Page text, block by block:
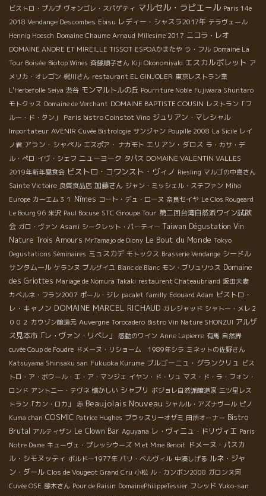
ビストロ・プルプ ヴォンゴレ・スパゲティ マルセル・ラピエ－ル Paris 14e
2018 Vendange Descombes Ebisu レディー・シャスラ2017年 テラヴェール
Hennig Hoesch Domaine Chaume Arnaud Millesime 2017 ニコラ・レオ
DOMAINE ANDRE ET MIREILLE TISSOT ESPOAかまたや ラ・フル Domaine La
Tour Boisée Biotop Wines 斉藤順子さん Kiji Okonomiyaki エスカルポレット ア
メリカ・オレゴン 梶川さん restaurant EL GINJOLER 東京レストラン業
L'Herbefolle Seiya 渋谷 モンマルトルの丘 Pourriture Noble Fujiwara Shuntaro
モトクッス Domaine de Verchant DOMAINE BAPTISTE COUSIN レストラン「フ
ルー・ド・タン」
Paris bistro Coinstot Vino ジュリアン・マレシャル
Importateur AVENIR Cuvée Bistrologie サンジャン Poupille 2008 La Sicile レイ
ノ君 アラン・シャペル エスポア・ ナカモト エリアン・ダロス ラ・カサ・デ
ル・ぺロ イヴ・シェフ ニューヨーク タパス DOMAINE VALENTIN VALLES
2019年新年昼食会 ビストロ・コワンスト・ヴィノ Riesling マルゴの中島さん
Sainte Victoire 良質食品店 加藤さん ジャン・ミッシェル・ステファン Miho
Europe カーエム３１ Nîmes コート・デュ・ローヌ 奈良セイヤ Le Clos Rougeard
Le Bourg 96 米沢 Paul Bocuse STC Groupe Tour 第二回台湾自然派ワイン試飲
会 ガロ・ヴァン Asami シークレット・パーティー Taiwan Dégustation Vin
Nature Trois Amours Mr.Tamajo de Diony Le Bout du Monde Tokyo
Degustations Séminaires ミュスカデ モトックス Brasserie Vendange シードル
サンタムール ケランヌ ブルグイユ Blanc de Blanc モン・ブリュリウス Domaine
des Griottes Mariage de Nomura Takaki restaurent Chateaubriand 坂田夫妻
カベルネ・フラン2007 ポール・ジレ pacalet familly Edouard Adam ビストロ・
レ・キャノン DOMAINE MARCEL RICHAUD ガレジャッド シャトー・メレ２
００２ カウゾン醸造元 Auvergne Torocadero Bistro Vin Nature SHONZUI アルザ
ス見本市「レ・ヴァン・リベレ」
感動のワイン Anne Lapierre 有馬 自然界
cuvée Coup de Foudre ドメーヌ・リショーム 1989年シラ ミネットの佐野さん
Katsuyama Shinsaku san Fukuoka Kurume ブルゴーニュ・グランクリュ ビス
トロ・ア・ボワール・エ・ア・マンジェ イヤン・ド・リュ マス・ド・ラ・フォン・
ロンド アントニー・テヴネ 懐かしい シャブリ ボジョレ自然派醸造家 三ツ星レス
トラン「カン・ロカ」
赤 Beaujolais Nouveau シャルル・アズナヴール ピノ
Kuma chan COSMIC Patrice Hughes ブラッスリーオザミ 田所オーナー Bistro
Brutal アルティザン Le Clown Bar Aguyana レ・ヴィニュ・ドリヴィエ Paris
Notre Dame キューヴェ・プレッシウーズ M et Mme Benoit ドメーヌ・パスカ
ル・シモヌッティ ボルドー1977年 パリ・ベルヴィル 中湊しげる ルネ・ジャ
ン・ダール Clos de Vougeot Grand Cru 小松 ル・カンボン2008 ガロンヌ河
Cuvée OSE 藤木さん Pour de Raisin DomainePhilippeTessier フレッド Yuko-san